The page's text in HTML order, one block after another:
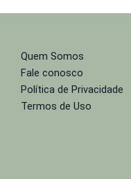
Quem Somos
Fale conosco
Política de Privacidade
Termos de Uso